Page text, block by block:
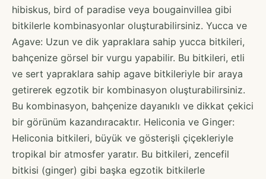
hibiskus, bird of paradise veya bougainvillea gibi
bitkilerle kombinasyonlar oluşturabilirsiniz. Yucca ve
Agave: Uzun ve dik yapraklara sahip yucca bitkileri,
bahçenize görsel bir vurgu yapabilir. Bu bitkileri, etli
ve sert yapraklara sahip agave bitkileriyle bir araya
getirerek egzotik bir kombinasyon oluşturabilirsiniz.
Bu kombinasyon, bahçenize dayanıklı ve dikkat çekici
bir görünüm kazandıracaktır. Heliconia ve Ginger:
Heliconia bitkileri, büyük ve gösterişli çiçekleriyle
tropikal bir atmosfer yaratır. Bu bitkileri, zencefil
bitkisi (ginger) gibi başka egzotik bitkilerle